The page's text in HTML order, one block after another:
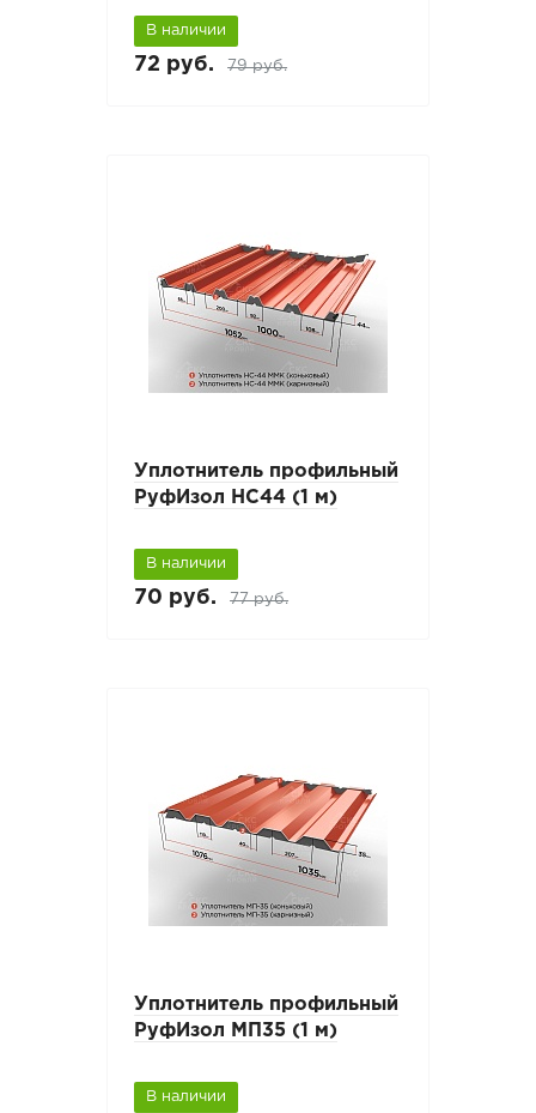
В наличии
72 руб. 79 руб.
Уплотнитель профильный
РуфИзол НС44 (1 м)
В наличии
70 руб. 77 руб.
Уплотнитель профильный
РуфИзол МП35 (1 м)
В наличии